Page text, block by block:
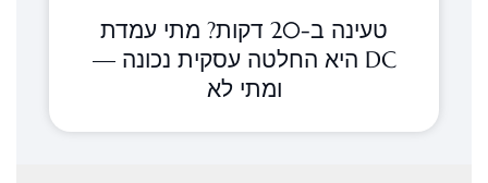
טעינה ב-20 דקות? מתי עמדת
DC היא החלטה עסקית נכונה —
ומתי לא